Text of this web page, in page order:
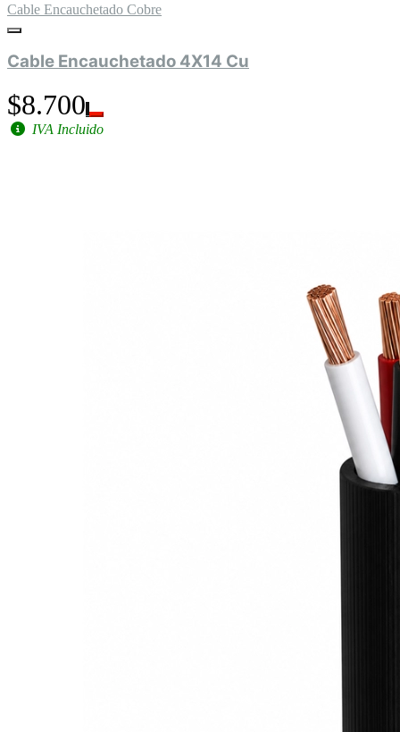
Cable Encauchetado Cobre
Cable Encauchetado 4X14 Cu
$8.700
IVA Incluido